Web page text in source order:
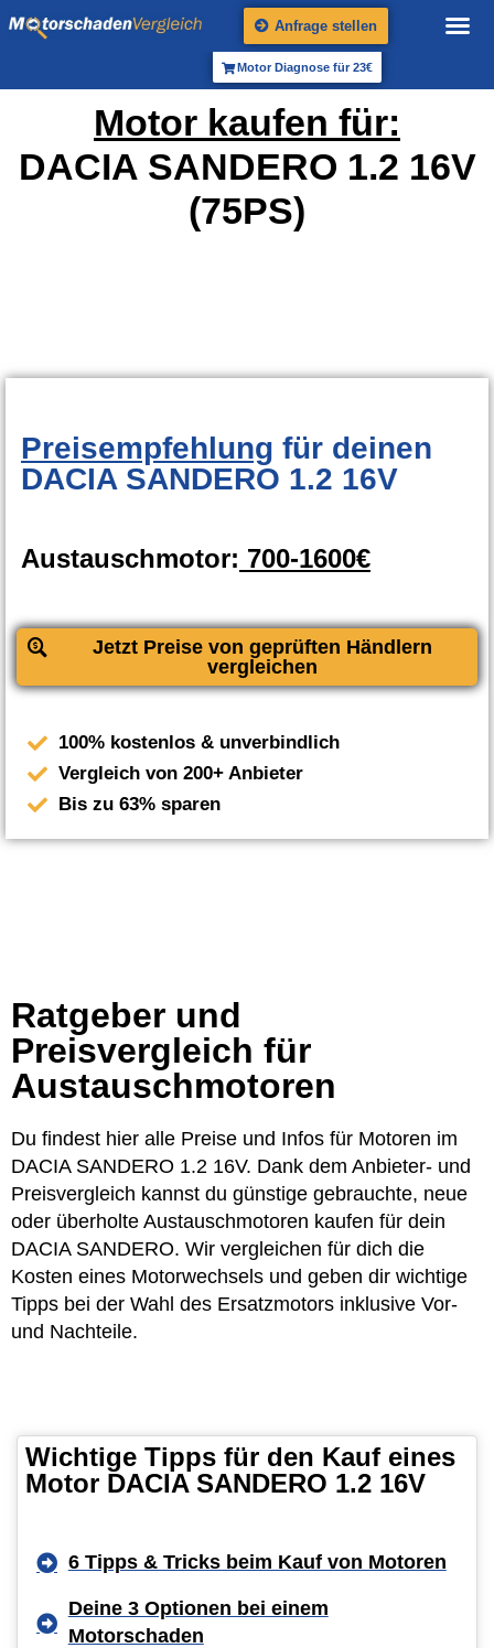
Anfrage stellen
Motor Diagnose für 23€
Motor kaufen für:
DACIA SANDERO 1.2 16V
(75PS)
Preisempfehlung für deinen
DACIA SANDERO 1.2 16V
Austauschmotor: 700-1600€
Jetzt Preise von geprüften Händlern
vergleichen
100% kostenlos & unverbindlich
Vergleich von 200+ Anbieter
Bis zu 63% sparen
Ratgeber und
Preisvergleich für
Austauschmotoren
Du findest hier alle Preise und Infos für Motoren im
DACIA SANDERO 1.2 16V. Dank dem Anbieter- und
Preisvergleich kannst du günstige gebrauchte, neue
oder überholte Austauschmotoren kaufen für dein
DACIA SANDERO. Wir vergleichen für dich die
Kosten eines Motorwechsels und geben dir wichtige
Tipps bei der Wahl des Ersatzmotors inklusive Vor-
und Nachteile.
Wichtige Tipps für den Kauf eines
Motor DACIA SANDERO 1.2 16V
6 Tipps & Tricks beim Kauf von Motoren
Deine 3 Optionen bei einem
Motorschaden